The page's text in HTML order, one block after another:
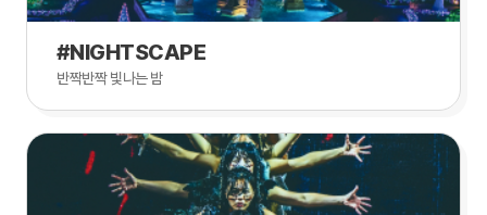
#NIGHTSCAPE
반짝반짝 빛나는 밤